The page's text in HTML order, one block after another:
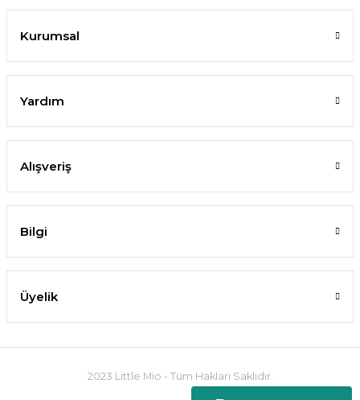
Kurumsal
Yardım
Alışveriş
Bilgi
Üyelik
2023 Little Mio - Tüm Hakları Saklıdır.